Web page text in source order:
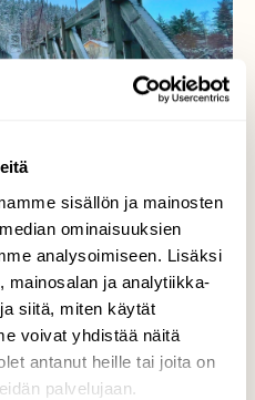
sisällön ja mainosten
ominaisuuksien
analysoimiseen. Lisäksi
mainosalan ja analytiikka-
siitä, miten käytät
voivat yhdistää näitä
antanut heille tai joita on
palvelujaan.
riippusilta
enää alkaa, onko
tää…? Aurajoen